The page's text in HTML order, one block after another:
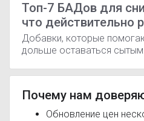
Топ-7 БАДов для
что действительно
Добавки, которые
дольше оставаться
Почему нам
Обновление цен